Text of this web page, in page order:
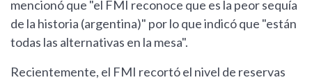
mencionó que "el FMI reconoce que es la peor sequía
de la historia (argentina)" por lo que indicó que "están
todas las alternativas en la mesa".
Recientemente, el FMI recortó el nivel de reservas